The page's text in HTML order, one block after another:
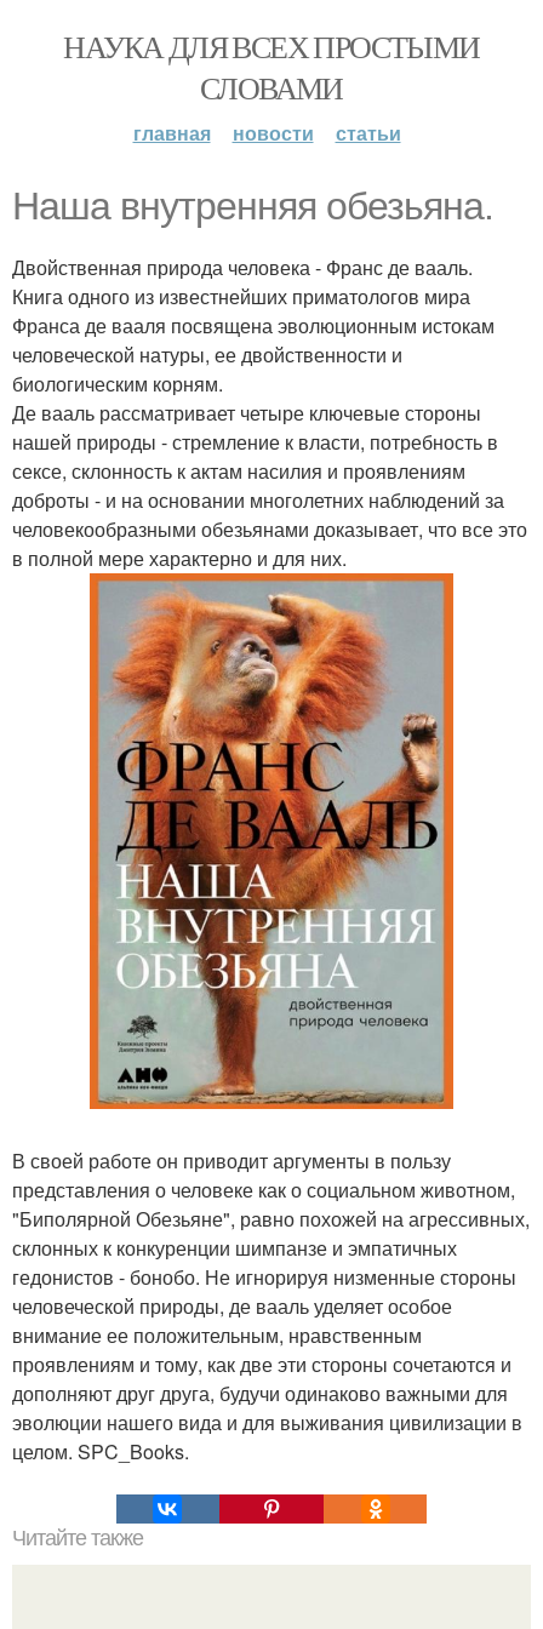
НАУКА ДЛЯ ВСЕХ ПРОСТЫМИ
СЛОВАМИ
главная новости статьи
Haша внутренняя обезьяна.
Двойственная природа человека - Франс де вааль.
Книга одного из известнейших приматологов мира
Франса де вааля посвящена эволюционным истокам
человеческой натуры, ее двойственности и
биологическим корням.
Де вааль рассматривает четыре ключевые стороны
нашей природы - стремление к власти, потребность в
сексе, склонность к актам насилия и проявлениям
доброты - и на основании многолетних наблюдений за
человекообразными обезьянами доказывает, что все это
в полной мере характерно и для них.
В своей работе он приводит аргументы в пользу
представления о человеке как о социальном животном,
"Биполярной Обезьяне", равно похожей на агрессивных,
склонных к конкуренции шимпанзе и эмпатичных
гедонистов - бонобо. Не игнорируя низменные стороны
человеческой природы, де вааль уделяет особое
внимание ее положительным, нравственным
проявлениям и тому, как две эти стороны сочетаются и
дополняют друг друга, будучи одинаково важными для
эволюции нашего вида и для выживания цивилизации в
целом. SPC_Books.
Читайте также